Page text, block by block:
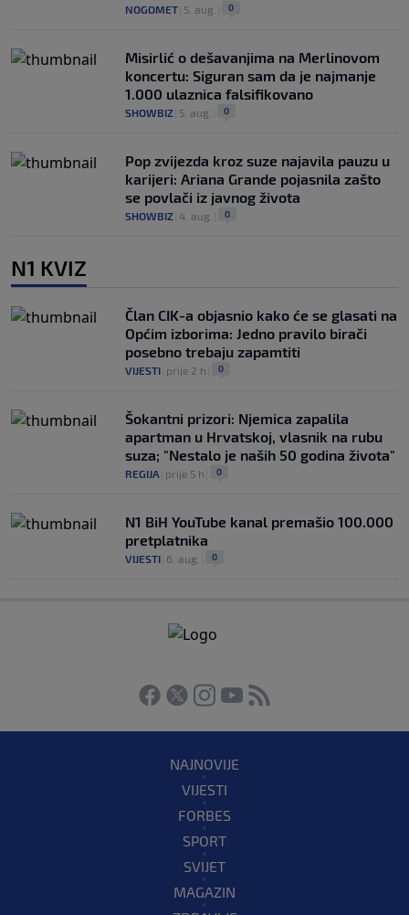
NOGOMET 5. aug. 0
Misirlić o dešavanjima na Merlinovom
koncertu: Siguran sam da je najmanje
1.000 ulaznica falsifikovano
SHOWBIZ 5. aug. 0
Pop zvijezda kroz suze najavila pauzu u
karijeri: Ariana Grande pojasnila zašto
se povlači iz javnog života
SHOWBIZ 4. aug. 0
N1 KVIZ
Član CIK-a objasnio kako će se glasati na
Općim izborima: Jedno pravilo birači
posebno trebaju zapamtiti
VIJESTI prije 2 h 0
Šokantni prizori: Njemica zapalila
apartman u Hrvatskoj, vlasnik na rubu
suza; "Nestalo je naših 50 godina života"
REGIJA prije 5 h 0
N1 BiH YouTube kanal premašio 100.000
pretplatnika
VIJESTI 6. aug. 0
NAJNOVIJE
VIJESTI
FORBES
SPORT
SVIJET
MAGAZIN